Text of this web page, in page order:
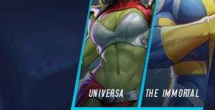
UNIVERSA THE IMMORTAL